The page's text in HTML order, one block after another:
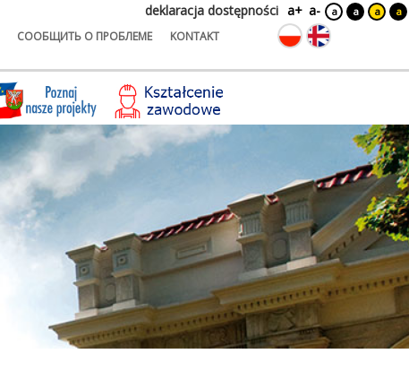
СООБЩИТЬ О ПРОБЛЕМЕ KONTAKT
deklaracja dostępności a+ a- a a a a